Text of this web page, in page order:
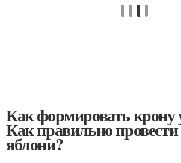
Как формировать крону
Как правильно провести
яблони?